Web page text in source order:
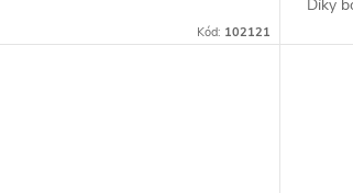
Kód: 102121
Díky